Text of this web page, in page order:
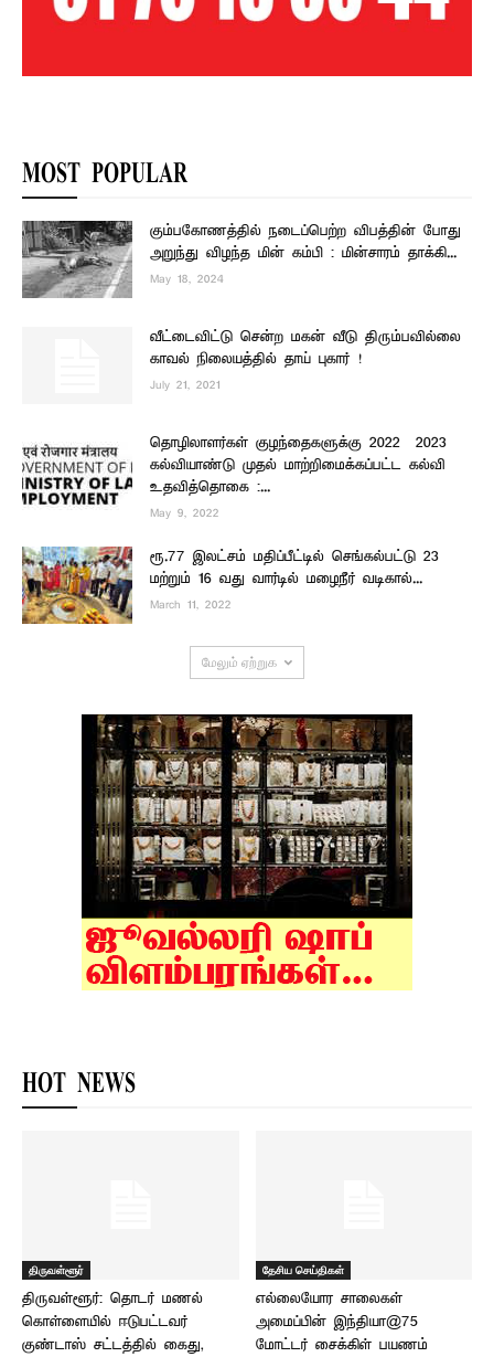
MOST POPULAR
கும்பகோணத்தில் நடைப்பெற்ற விபத்தின் போது
அறுந்து விழந்த மின் கம்பி : மின்சாரம் தாக்கி...
May 18, 2024
வீட்டைவிட்டு சென்ற மகன் வீடு திரும்பவில்லை –
காவல் நிலையத்தில் தாய் புகார் !
July 21, 2021
தொழிலாளர்கள் குழந்தைகளுக்கு 2022 – 2023
கல்வியாண்டு முதல் மாற்றிமைக்கப்பட்ட கல்வி
உதவித்தொகை :...
May 9, 2022
ரூ.77 இலட்சம் மதிப்பீட்டில் செங்கல்பட்டு 23
மற்றும் 16 வது வார்டில் மழைநீர் வடிகால்...
March 11, 2022
மேலும் ஏற்றுக
HOT NEWS
திருவள்ளூர்
திருவள்ளூர்: தொடர் மணல்
கொள்ளையில் ஈடுபட்டவர்
குண்டாஸ் சட்டத்தில் கைது,
தேசிய செய்திகள்
எல்லையோர சாலைகள்
அமைப்பின் இந்தியா@75
மோட்டர் சைக்கிள் பயணம்